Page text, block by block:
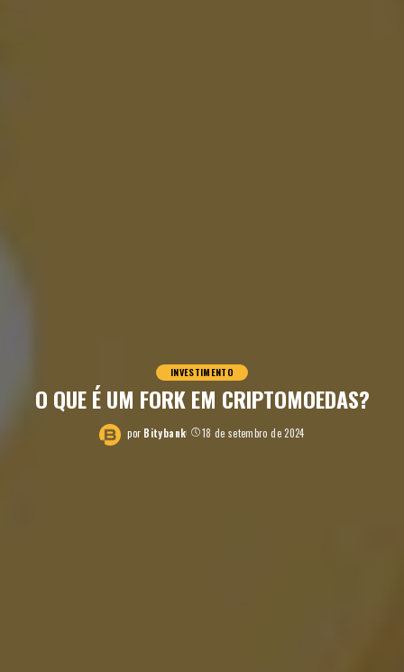
INVESTIMENTO
O QUE É UM FORK EM CRIPTOMOEDAS?
por Bitybank 18 de setembro de 2024